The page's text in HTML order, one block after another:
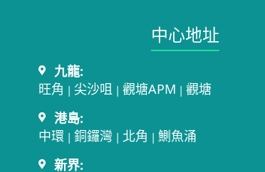
中心地址​
九龍:
旺角 | 尖沙咀 | 觀塘APM | 觀塘
港島:
中環 | 銅鑼灣 | 北角 | 鰂魚涌
新界: